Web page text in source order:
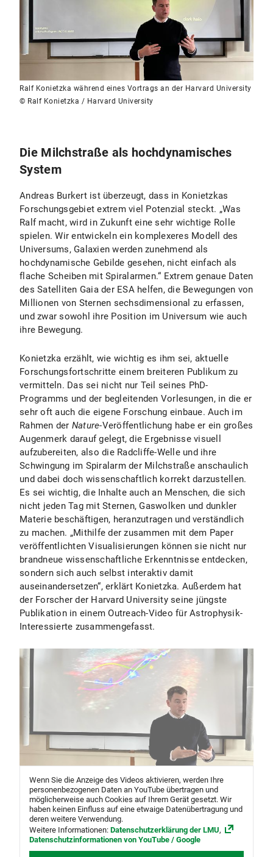
Ralf Konietzka während eines Vortrags an der Harvard University
© Ralf Konietzka / Harvard University
Die Milchstraße als hochdynamisches
System
Andreas Burkert ist überzeugt, dass in Konietzkas
Forschungsgebiet extrem viel Potenzial steckt. „Was
Ralf macht, wird in Zukunft eine sehr wichtige Rolle
spielen. Wir entwickeln ein komplexeres Modell des
Universums, Galaxien werden zunehmend als
hochdynamische Gebilde gesehen, nicht einfach als
flache Scheiben mit Spiralarmen.“ Extrem genaue Daten
des Satelliten Gaia der ESA helfen, die Bewegungen von
Millionen von Sternen sechsdimensional zu erfassen,
und zwar sowohl ihre Position im Universum wie auch
ihre Bewegung.
Konietzka erzählt, wie wichtig es ihm sei, aktuelle
Forschungsfortschritte einem breiteren Publikum zu
vermitteln. Das sei nicht nur Teil seines PhD-
Programms und der begleitenden Vorlesungen, in die er
sehr oft auch die eigene Forschung einbaue. Auch im
Rahmen der Nature-Veröffentlichung habe er ein großes
Augenmerk darauf gelegt, die Ergebnisse visuell
aufzubereiten, also die Radcliffe-Welle und ihre
Schwingung im Spiralarm der Milchstraße anschaulich
und dabei doch wissenschaftlich korrekt darzustellen.
Es sei wichtig, die Inhalte auch an Menschen, die sich
nicht jeden Tag mit Sternen, Gaswolken und dunkler
Materie beschäftigen, heranzutragen und verständlich
zu machen. „Mithilfe der zusammen mit dem Paper
veröffentlichten Visualisierungen können sie nicht nur
brandneue wissenschaftliche Erkenntnisse entdecken,
sondern sich auch selbst interaktiv damit
auseinandersetzen“, erklärt Konietzka. Außerdem hat
der Forscher der Harvard University seine jüngste
Publikation in einem Outreach-Video für Astrophysik-
Interessierte zusammengefasst.
Wenn Sie die Anzeige des Videos aktivieren, werden Ihre
personenbezogenen Daten an YouTube übertragen und
möglicherweise auch Cookies auf Ihrem Gerät gesetzt. Wir
haben keinen Einfluss auf eine etwaige Datenübertragung und
deren weitere Verwendung.
Weitere Informationen: Datenschutzerklärung der LMU,
Datenschutzinformationen von YouTube / Google